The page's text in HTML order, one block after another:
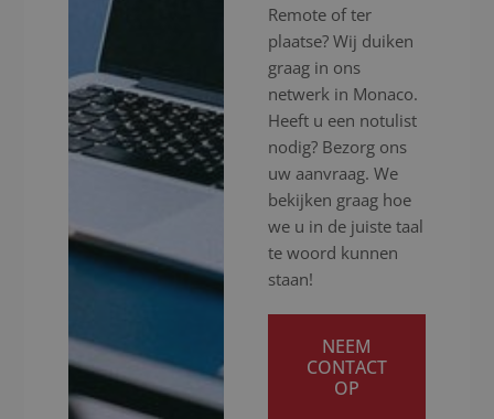
Remote of ter
plaatse? Wij duiken
graag in ons
netwerk in Monaco.
Heeft u een notulist
nodig? Bezorg ons
uw aanvraag. We
bekijken graag hoe
we u in de juiste taal
te woord kunnen
staan!
NEEM
CONTACT
OP